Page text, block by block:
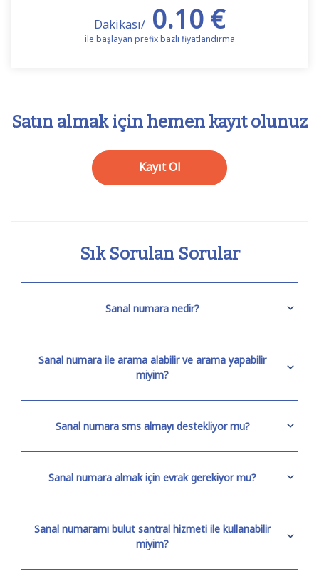
Dakikası/ 0.10 €
ile başlayan prefix bazlı fiyatlandırma
Satın almak için hemen kayıt olunuz
Kayıt Ol
Sık Sorulan Sorular
Sanal numara nedir?
Sanal numara ile arama alabilir ve arama yapabilir
miyim?
Sanal numara sms almayı destekliyor mu?
Sanal numara almak için evrak gerekiyor mu?
Sanal numaramı bulut santral hizmeti ile kullanabilir
miyim?